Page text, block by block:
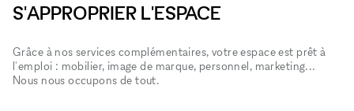
S'APPROPRIER L'ESPACE
Grâce à nos services complémentaires, votre espace est prêt à
l'emploi : mobilier, image de marque, personnel, marketing...
Nous nous occupons de tout.